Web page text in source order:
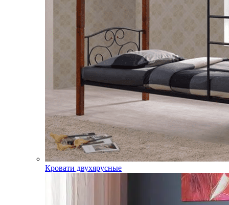
Кровати двухярусные